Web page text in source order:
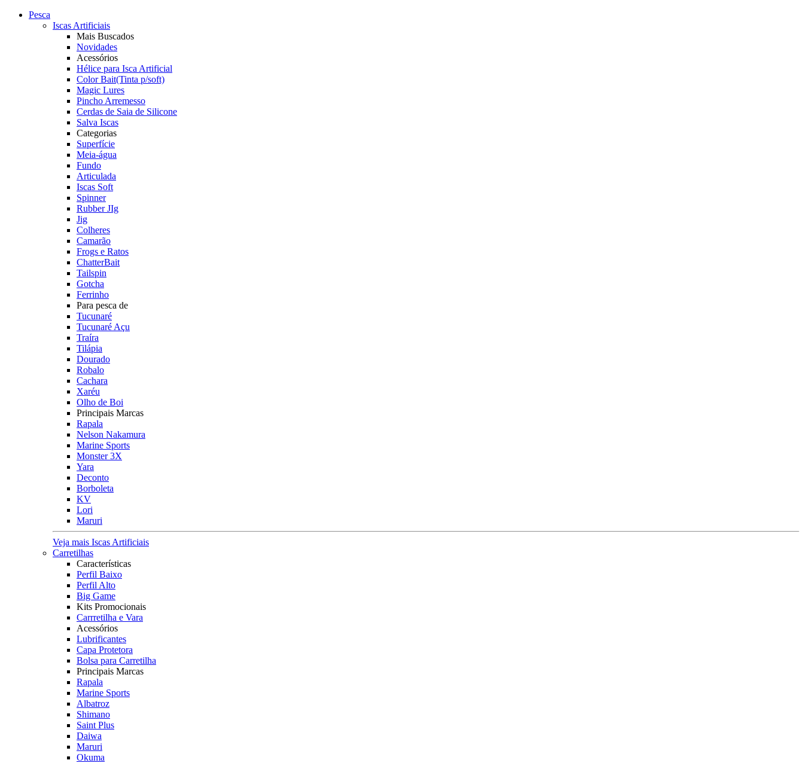
Pesca
Iscas Artificiais
Mais Buscados
Novidades
Acessórios
Hélice para Isca Artificial
Color Bait(Tinta p/soft)
Magic Lures
Pincho Arremesso
Cerdas de Saia de Silicone
Salva Iscas
Categorias
Superfície
Meia-água
Fundo
Articulada
Iscas Soft
Spinner
Rubber JIg
Jig
Colheres
Camarão
Frogs e Ratos
ChatterBait
Tailspin
Gotcha
Ferrinho
Para pesca de
Tucunaré
Tucunaré Açu
Traíra
Tilápia
Dourado
Robalo
Cachara
Xaréu
Olho de Boi
Principais Marcas
Rapala
Nelson Nakamura
Marine Sports
Monster 3X
Yara
Deconto
Borboleta
KV
Lori
Maruri
Veja mais Iscas Artificiais
Carretilhas
Características
Perfil Baixo
Perfil Alto
Big Game
Kits Promocionais
Carrretilha e Vara
Acessórios
Lubrificantes
Capa Protetora
Bolsa para Carretilha
Principais Marcas
Rapala
Marine Sports
Albatroz
Shimano
Saint Plus
Daiwa
Maruri
Okuma